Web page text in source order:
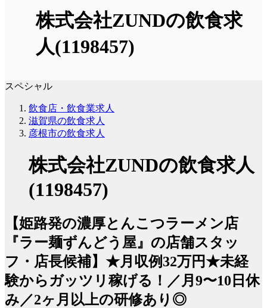
株式会社ZUNDの飲食求
人(1198457)
スペシャル
飲食店・飲食業求人
滋賀県の飲食求人
彦根市の飲食求人
株式会社ZUNDの飲食求人
(1198457)
【姫路発の濃厚とんこつラーメン店
『ラー麺ずんどう屋』の店舗スタッ
フ・店長候補】★月収例32万円★未経
験からガッツリ稼げる！／月9〜10日休
み／2ヶ月以上の研修あり◎